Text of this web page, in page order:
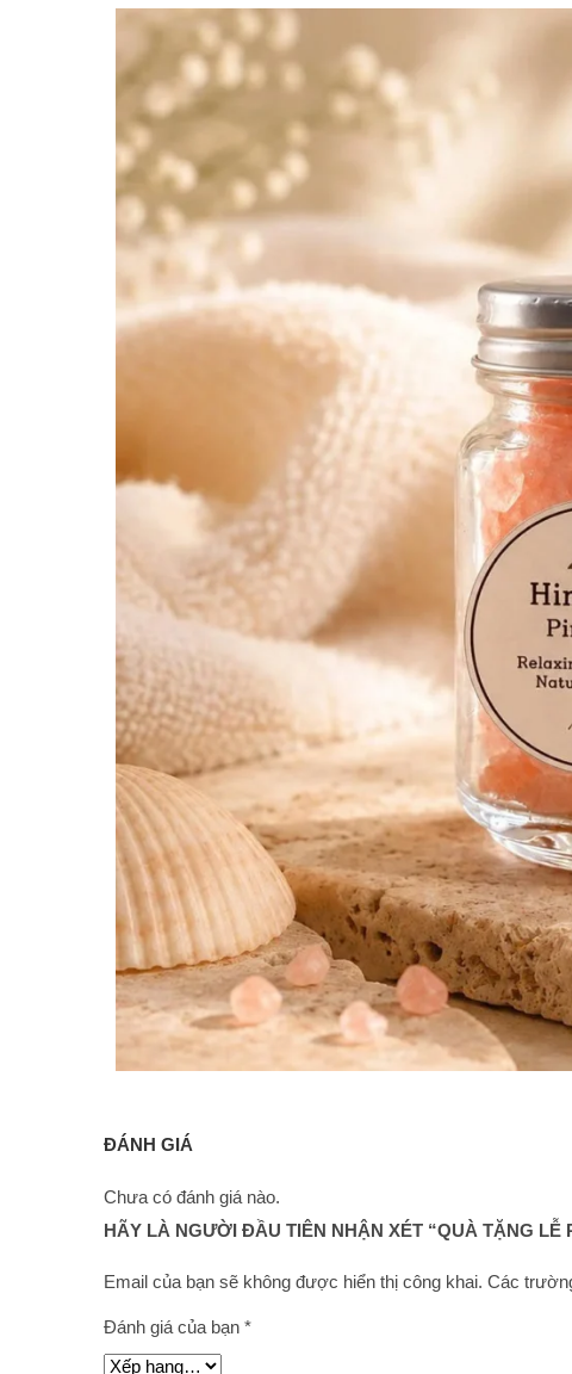
ĐÁNH GIÁ
Chưa có đánh giá nào.
HÃY LÀ NGƯỜI ĐẦU TIÊN NHẬN XÉT “QUÀ TẶNG LỄ
Email của bạn sẽ không được hiển thị công khai. Các
Đánh giá của bạn *